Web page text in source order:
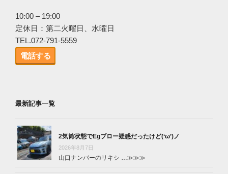
10:00 – 19:00
定休日：第二火曜日、水曜日
TEL.072-791-5559
電話する
最新記事一覧
2気筒状態でEgブロー疑惑だったけど(‘ω’)ノ
2026年8月7日
山口ナンバーのリキシ …≫≫≫